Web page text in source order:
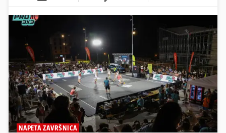
NAPETA ZAVRŠNICA